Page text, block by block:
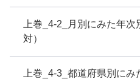
上巻_4-2_月別にみた年
対）
上巻_4-3_都道府県別に